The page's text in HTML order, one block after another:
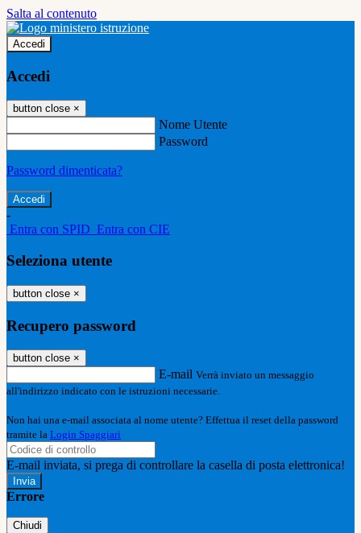
Salta al contenuto
Accedi
Accedi
button close ×
Nome Utente
Password
Password dimenticata?
-
Entra con SPID Entra con CIE
Seleziona utente
button close ×
Recupero password
button close ×
E-mail Verrà inviato un messaggio
all'indirizzo indicato con le istruzioni necessarie.
Non hai una e-mail associata al nome utente? Effettua il reset della password
tramite la Login Spaggiari
E-mail inviata, si prega di controllare la casella di posta elettronica!
Errore
Chiudi